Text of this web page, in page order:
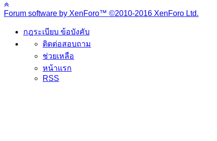
Forum software by XenForo™ ©2010-2016 XenForo Ltd.
กฎระเบียบ ข้อบังคับ
ติดต่อสอบถาม
ช่วยเหลือ
หน้าแรก
RSS